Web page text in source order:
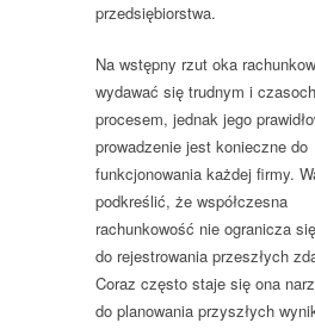
przedsiębiorstwa.
Na wstępny rzut oka
wydawać się trudnym i
procesem, jednak jego
prowadzenie jest konieczne do
funkcjonowania każdej firmy.
podkreślić, że współczesna
rachunkowość nie ogranicza
do rejestrowania przeszłych
Coraz często staje się ona
do planowania przyszłych